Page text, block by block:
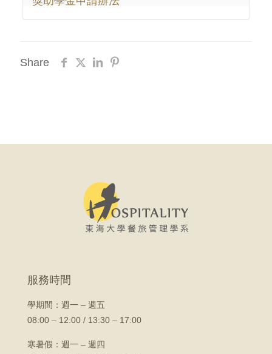
Share
服務時間
學期間： 週一 – 週五
08:00 – 12:00 / 13:30 – 17:00
寒暑假：週一 – 週四